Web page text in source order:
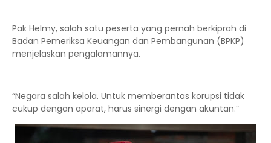
Pak Helmy, salah satu peserta yang pernah berkiprah di
Badan Pemeriksa Keuangan dan Pembangunan (BPKP)
menjelaskan pengalamannya.
“Negara salah kelola. Untuk memberantas korupsi tidak
cukup dengan aparat, harus sinergi dengan akuntan.”